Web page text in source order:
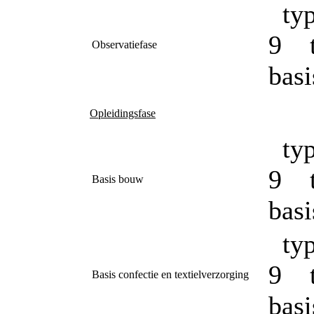
Observatiefase
9
Opleidingsfase
Basis bouw
9
Basis confectie en textielverzorging
9